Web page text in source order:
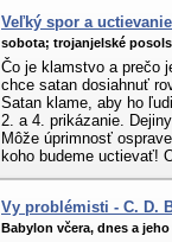
Veľký spor a
sobota; trojanjelské
Čo je klamstvo a prečo
chce satan dosiahnuť
Satan klame, aby ho
2. a 4. prikázanie.
Môže úprimnosť
koho budeme uctievať!
Vy problémisti - C. D.
Babylon včera, dnes a